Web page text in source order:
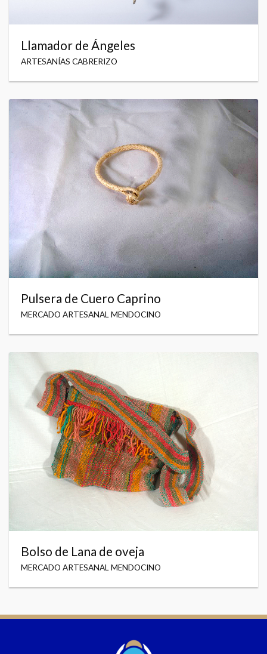
Llamador de Ángeles
ARTESANÍAS CABRERIZO
Pulsera de Cuero Caprino
MERCADO ARTESANAL MENDOCINO
Bolso de Lana de oveja
MERCADO ARTESANAL MENDOCINO